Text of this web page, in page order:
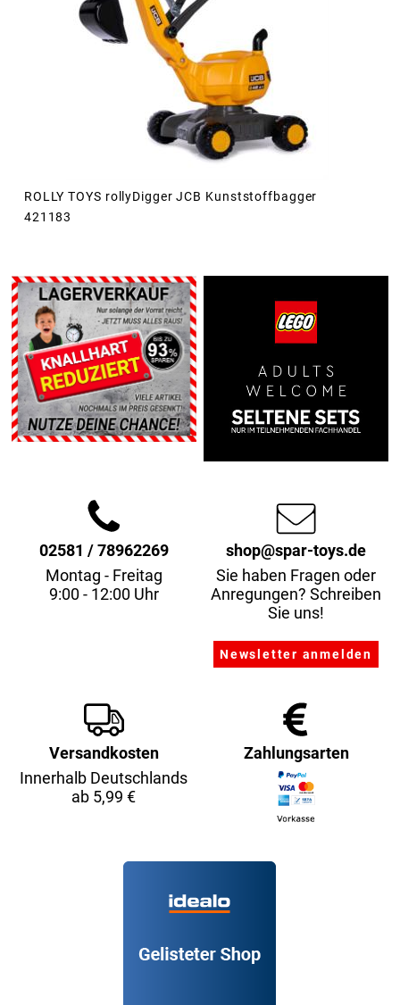
ROLLY TOYS rollyDigger JCB Kunststoffbagger
421183
02581 / 78962269
Montag - Freitag
9:00 - 12:00 Uhr
shop@spar-toys.de
Sie haben Fragen oder
Anregungen? Schreiben
Sie uns!
Versandkosten
Innerhalb Deutschlands
ab 5,99 €
Zahlungsarten